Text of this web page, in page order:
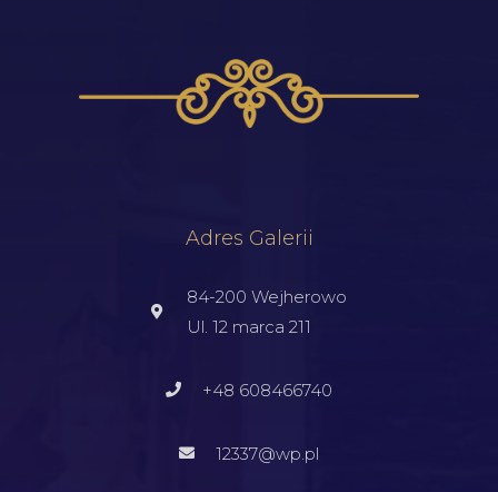
Adres Galerii
84-200 Wejherowo
Ul. 12 marca 211
+48 608466740
12337@wp.pl